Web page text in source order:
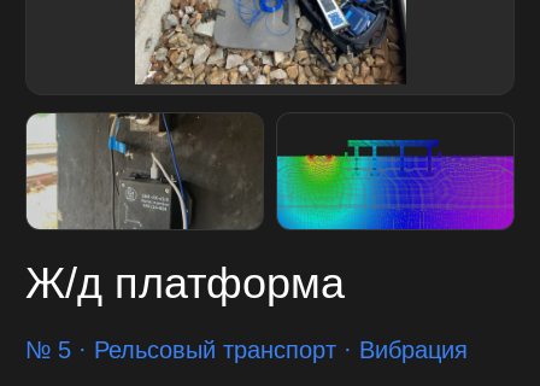
Ж/д платформа
№ 5 · Рельсовый транспорт · Вибрация